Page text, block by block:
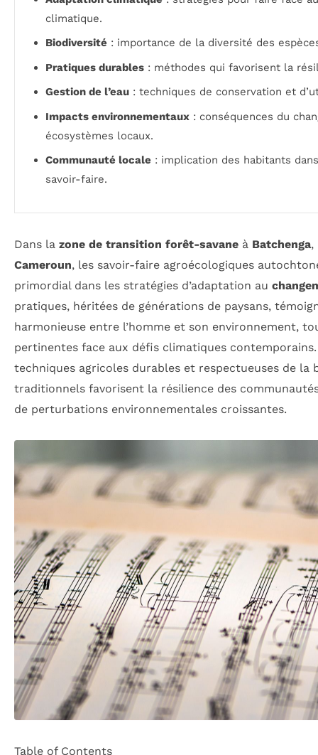
climatique.
Biodiversité : importance de la diversité des
Pratiques durables : méthodes qui favorisent la
Gestion de l’eau : techniques de conservation et
Impacts environnementaux : conséquences du
écosystèmes locaux.
Communauté locale : implication des habitants
savoir-faire.
Dans la zone de transition forêt-savane à Batchenga,
Cameroun, les savoir-faire agroécologiques
primordial dans les stratégies d’adaptation au
pratiques, héritées de générations de paysans,
harmonieuse entre l’homme et son environnement,
pertinentes face aux défis climatiques
techniques agricoles durables et respectueuses de la
traditionnels favorisent la résilience des
de perturbations environnementales croissantes.
Table of Contents